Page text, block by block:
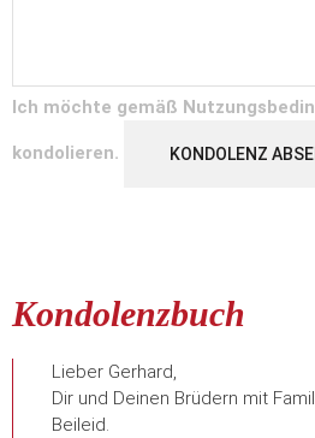
Ich möchte gemäß
kondolieren.
Kondolenzbuch
Lieber Gerhard,
Dir und Deinen Brüdern mit
Beileid.